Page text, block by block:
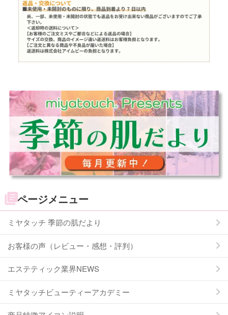
ページメニュー
ミヤタッチ 季節の肌だより
お客様の声（レビュー・感想・評判）
エステティック業界NEWS
ミヤタッチビューティーアカデミー